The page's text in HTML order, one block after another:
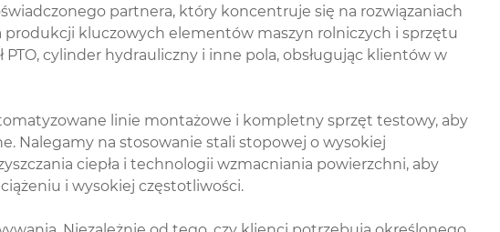
partnera, który koncentruje się na rozwiązaniach
produkcji kluczowych elementów maszyn rolniczych i sprzętu
cylinder hydrauliczny i inne pola, obsługując klientów w
linie montażowe i kompletny sprzęt testowy, aby
Nalegamy na stosowanie stali stopowej o wysokiej
ciepła i technologii wzmacniania powierzchni, aby
i wysokiej częstotliwości.